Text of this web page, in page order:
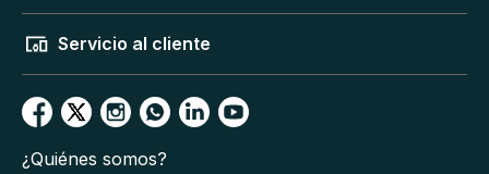
Servicio al cliente
¿Quiénes somos?